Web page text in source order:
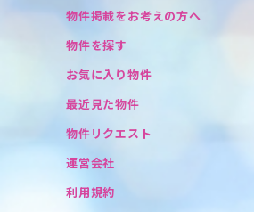
物件掲載をお考えの方へ
物件を探す
お気に入り物件
最近見た物件
物件リクエスト
運営会社
利用規約